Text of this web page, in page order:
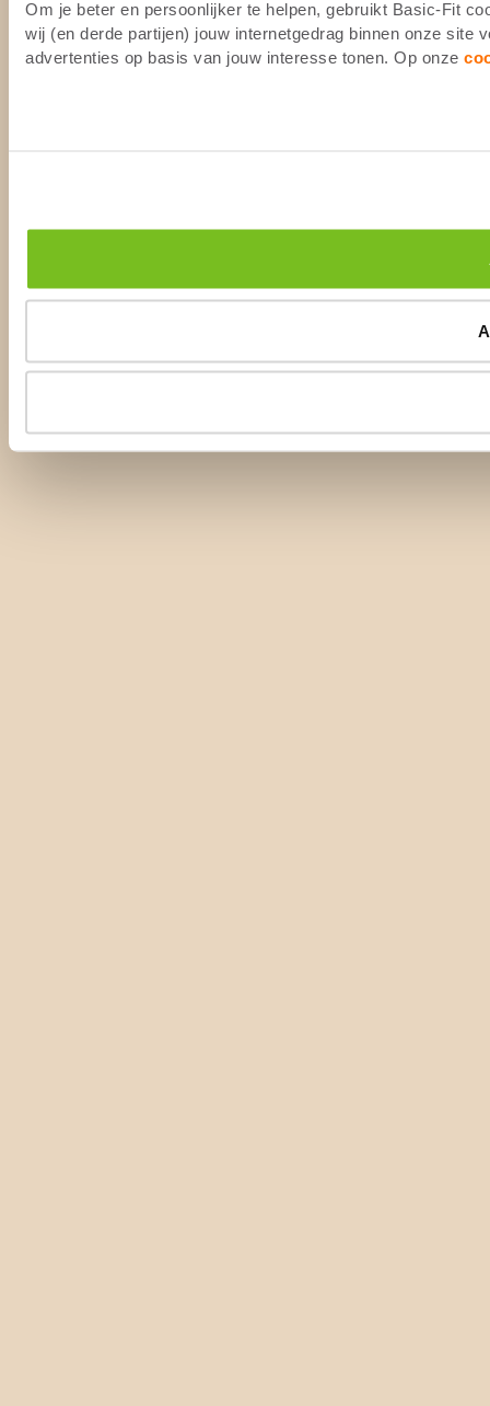
Om je beter en persoonlijker te helpen, gebruikt Basic-Fit
wij (en derde partijen) jouw internetgedrag binnen onze site
advertenties op basis van jouw interesse tonen. Op onze